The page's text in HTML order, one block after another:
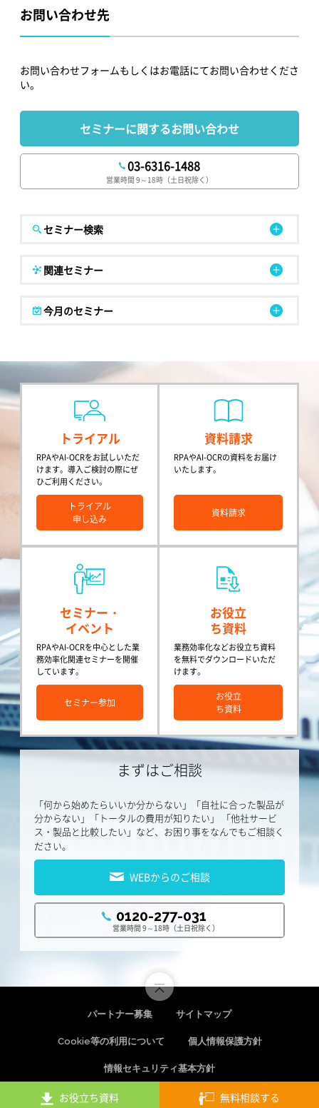
お問い合わせ先
お問い合わせフォームもしくはお電話にてお問い合わせくださ
い。
セミナーに関するお問い合わせ
03-6316-1488
営業時間 9～18時（土日祝除く）
セミナー検索
関連セミナー
今月のセミナー
トライアル
RPAやAI-OCRをお試しいただ
けます。導入ご検討の際にぜ
ひご利用ください。
トライアル
申し込み
資料請求
RPAやAI-OCRの資料をお届け
いたします。
資料請求
セミナー・
イベント
RPAやAI-OCRを中心とした業
務効率化関連セミナーを開催
しています。
セミナー参加
お役立
ち資料
業務効率化などお役立ち資料
を無料でダウンロードいただ
けます。
お役立
ち資料
まずはご相談
「何から始めたらいいか分からない」「自社に合った製品が
分からない」「トータルの費用が知りたい」
「他社サービ
ス・製品と比較したい」など、お困り事をなんでもご相談く
ださい。
0120-277-031
営業時間 9～18時（土日祝除く）
WEBからのご相談
お役立ち資料 無料相談する
パートナー募集 サイトマップ
Cookie等の利用について 個人情報保護方針
情報セキュリティ基本方針
Copyright © Startia Technos, Inc. All rights reserved.